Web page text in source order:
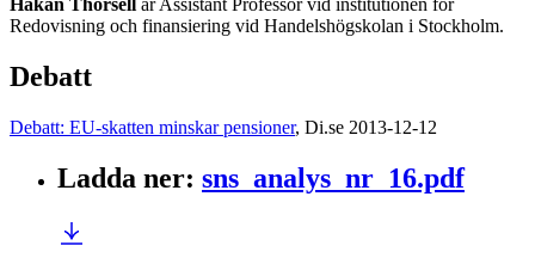
Håkan Thorsell är Assistant Professor vid institutionen för
Redovisning och finansiering vid Handelshögskolan i Stockholm.
Debatt
Debatt: EU-skatten minskar pensioner, Di.se 2013-12-12
Ladda ner: sns_analys_nr_16.pdf